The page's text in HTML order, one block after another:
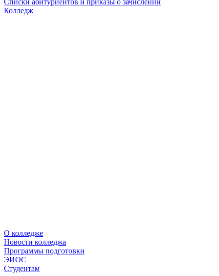
Списки абитуриентов и приказы о зачислении
Колледж
О колледже
Новости колледжа
Программы подготовки
ЭИОС
Студентам